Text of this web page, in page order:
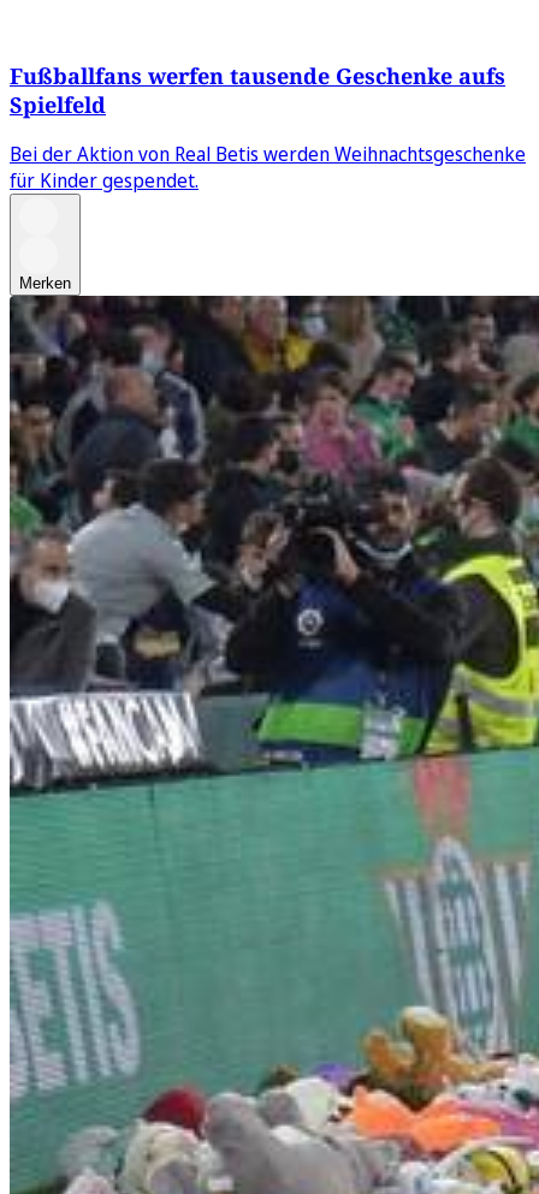
Fußballfans werfen tausende Geschenke aufs
Spielfeld
Bei der Aktion von Real Betis werden Weihnachtsgeschenke
für Kinder gespendet.
Merken